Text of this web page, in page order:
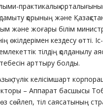
практикалық
қорының және
және жоғары білім
өкілдерімен кездесу өтті.
тілдің қолданылу
арттыру болды.
түлік келісімшарт
– Аппарат басшысы
сөйлеп, тіл саясатының